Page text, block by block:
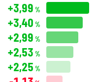
+3,99 %
+3,40 %
+2,99 %
+2,53 %
+2,25 %